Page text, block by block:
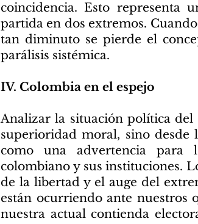
coincidencia. Esto representa
partida en dos extremos.
tan diminuto se pierde el
parálisis sistémica.
IV. Colombia en el espejo
Analizar la situación política del
superioridad moral, sino desde
como una advertencia para
colombiano y sus instituciones.
de la libertad y el auge del
están ocurriendo ante nuestros
nuestra actual contienda